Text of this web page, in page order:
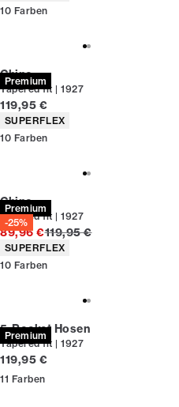
10 Farben
Premium
Chino
Tapered fit | 1927
Preis
119,95 €
Produkteigenschaften
SUPERFLEX
10 Farben
Premium
-25%
Chino
Tapered fit | 1927
89,96 €Ursprünglicher Preis
119,95 €
Produkteigenschaften
SUPERFLEX
10 Farben
Premium
5-Pocket Hosen
Tapered fit | 1927
Preis
119,95 €
11 Farben